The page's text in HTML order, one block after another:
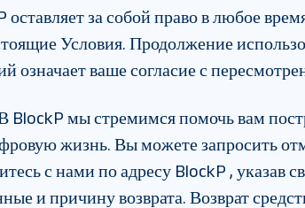
оставляет за собой право в любое
Условия. Продолжение
означает ваше согласие с
BlockP мы стремимся помочь вам
жизнь. Вы можете запросить
с нами по адресу BlockP , указав
и причину возврата. Возврат